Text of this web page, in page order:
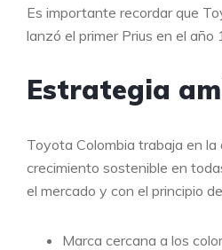
Es importante recordar que
lanzó el primer Prius en el
Estrategia
Toyota Colombia trabaja en
crecimiento sostenible en
el mercado y con el principio
Marca cercana a los